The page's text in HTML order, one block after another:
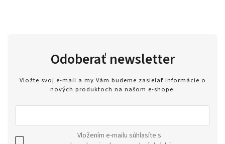
Odoberať newsletter
Vložte svoj e-mail a my Vám budeme zasielať informácie o
nových produktoch na našom e-shope.